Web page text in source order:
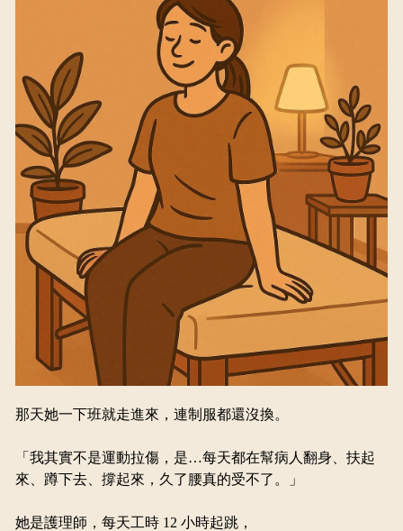
那天她一下班就走進來，連制服都還沒換。
「我其實不是運動拉傷，是…每天都在幫病人翻身、扶起
來、蹲下去、撐起來，久了腰真的受不了。」
她是護理師，每天工時 12 小時起跳，